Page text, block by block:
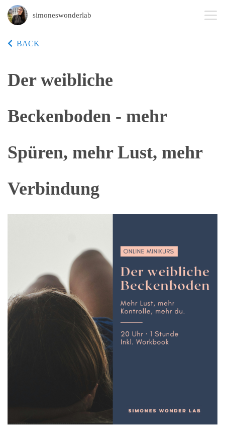
simoneswonderlab
BACK
Der weibliche
Beckenboden - mehr
Spüren, mehr Lust, mehr
Verbindung